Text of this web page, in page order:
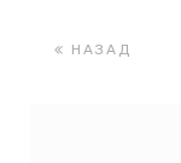
НАЗАД